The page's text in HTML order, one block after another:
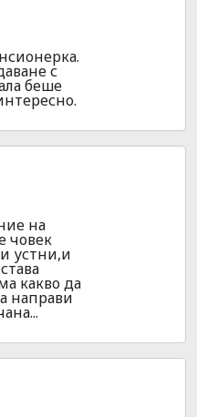
с
беше
на
човек
устни,и
какво да
направи